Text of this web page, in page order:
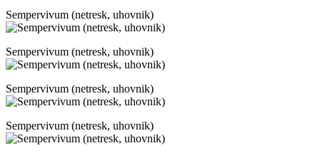
Sempervivum (netresk, uhovnik)
Sempervivum (netresk, uhovnik)
Sempervivum (netresk, uhovnik)
Sempervivum (netresk, uhovnik)